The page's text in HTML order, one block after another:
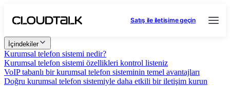
Satış ile iletişime geçin
İçindekiler
Kurumsal telefon sistemi nedir?
Kurumsal telefon sistemi özellikleri kontrol listeniz
VoIP tabanlı bir kurumsal telefon sisteminin temel avantajları
Doğru kurumsal telefon sistemiyle daha etkili bir iletişim kurun